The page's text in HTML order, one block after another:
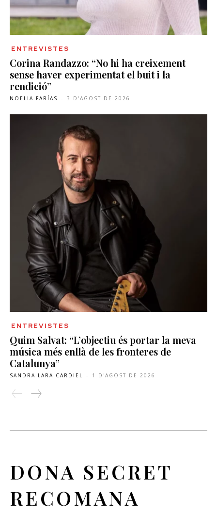
ENTREVISTES
Corina Randazzo: “No hi ha creixement
sense haver experimentat el buit i la
rendició”
NOELIA FARÍAS - 3 D'AGOST DE 2026
ENTREVISTES
Quim Salvat: “L’objectiu és portar la meva
música més enllà de les fronteres de
Catalunya”
SANDRA LARA CARDIEL - 1 D'AGOST DE 2026
DONA SECRET
RECOMANA